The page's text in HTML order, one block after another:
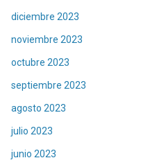
diciembre 2023
noviembre 2023
octubre 2023
septiembre 2023
agosto 2023
julio 2023
junio 2023